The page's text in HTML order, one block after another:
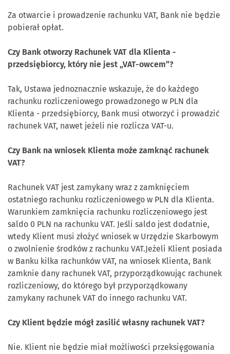
Za otwarcie i prowadzenie rachunku VAT, Bank nie będzie
pobierał opłat.
Czy Bank otworzy Rachunek VAT dla Klienta -
przedsiębiorcy, który nie jest „VAT-owcem”?
Tak, Ustawa jednoznacznie wskazuje, że do każdego
rachunku rozliczeniowego prowadzonego w PLN dla
Klienta - przedsiębiorcy, Bank musi otworzyć i prowadzić
rachunek VAT, nawet jeżeli nie rozlicza VAT-u.
Czy Bank na wniosek Klienta może zamknąć rachunek
VAT?
Rachunek VAT jest zamykany wraz z zamknięciem
ostatniego rachunku rozliczeniowego w PLN dla Klienta.
Warunkiem zamknięcia rachunku rozliczeniowego jest
saldo 0 PLN na rachunku VAT. Jeśli saldo jest dodatnie,
wtedy Klient musi złożyć wniosek w Urzędzie Skarbowym
o zwolnienie środków z rachunku VAT.Jeżeli Klient posiada
w Banku kilka rachunków VAT, na wniosek Klienta, Bank
zamknie dany rachunek VAT, przyporządkowując rachunek
rozliczeniowy, do którego był przyporządkowany
zamykany rachunek VAT do innego rachunku VAT.
Czy Klient będzie mógł zasilić własny rachunek VAT?
Nie. Klient nie będzie miał możliwości przeksięgowania